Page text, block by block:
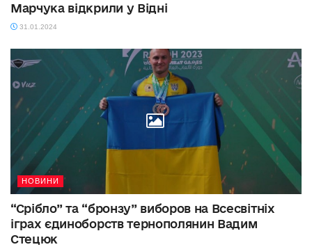
Марчука відкрили у Відні
31.01.2024
НОВИНИ
“Срібло” та “бронзу” виборов на Всесвітніх
іграх єдиноборств тернополянин Вадим
Стецюк